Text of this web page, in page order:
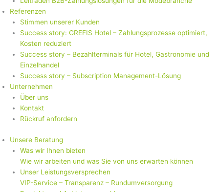
Referenzen
Stimmen unserer Kunden
Success story: GREFIS Hotel – Zahlungsprozesse optimiert,
Kosten reduziert
Success story – Bezahlterminals für Hotel, Gastronomie und
Einzelhandel
Success story – Subscription Management-Lösung
Unternehmen
Über uns
Kontakt
Rückruf anfordern
Unsere Beratung
Was wir Ihnen bieten
Wie wir arbeiten und was Sie von uns erwarten können
Unser Leistungsversprechen
VIP-Service – Transparenz – Rundumversorgung